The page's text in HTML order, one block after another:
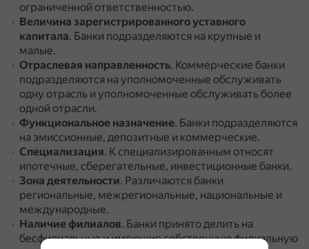
ограниченной ответственностью.
Величина зарегистрированного уставного
капитала. Банки подразделяются на крупные и
малые.
Отраслевая направленность. Коммерческие банки
подразделяются на уполномоченные обслуживать
одну отрасль и уполномоченные обслуживать более
одной отрасли.
Функциональное назначение. Банки подразделяются
на эмиссионные, депозитные и коммерческие.
Специализация. К специализированным относят
ипотечные, сберегательные, инвестиционные банки.
Зона деятельности. Различаются банки
региональные, межрегиональные, национальные и
международные.
Наличие филиалов. Банки принято делить на
бесфилиальные и имеющие собственную филиальную